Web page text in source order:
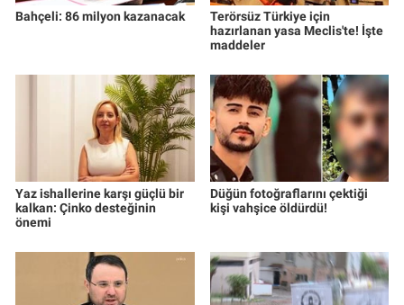
Bahçeli: 86 milyon kazanacak
Terörsüz Türkiye için
hazırlanan yasa Meclis'te! İşte
maddeler
Yaz ishallerine karşı güçlü bir
kalkan: Çinko desteğinin
önemi
Düğün fotoğraflarını çektiği
kişi vahşice öldürdü!